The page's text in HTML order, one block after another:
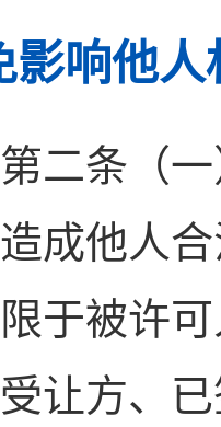
影响他
第二条（
成他人
于被许
让方、